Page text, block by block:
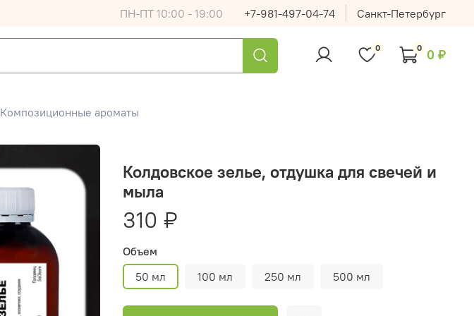
ПН-ПТ 10:00 - 19:00 +7-981-497-04-74 Санкт-Петербург
0 0 0 ₽
Композиционные ароматы
Колдовское зелье, отдушка для свечей и
мыла
310 ₽
Объем
50 мл
100 мл 250 мл 500 мл